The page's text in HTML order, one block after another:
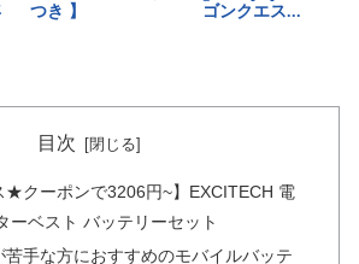
目次
★クーポンで3206円~】EXCITECH 電
ーベスト バッテリーセット
苦手な方におすすめのモバイルバッテ